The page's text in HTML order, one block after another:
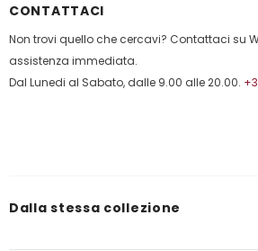
CONTATTACI
Non trovi quello che cercavi? Contattaci su
assistenza immediata.
Dal Lunedi al Sabato, dalle 9.00 alle 20.00.
Dalla stessa collezione